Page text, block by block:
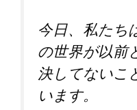
今日、私たち
の世界が以前
決してないこ
います。